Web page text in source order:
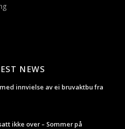
NEWS
innvielse av ei bruvaktbu fra
ikke over – Sommer på